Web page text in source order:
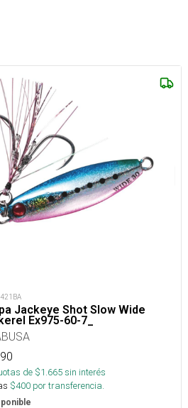
Jackeye Shot Slow Wide
Ex975-60-7_
de $1.665sin interés
$400 por transferencia.